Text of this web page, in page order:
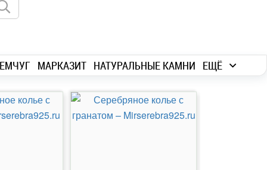
МАРКАЗИТ НАТУРАЛЬНЫЕ КАМНИ ЕЩЁ